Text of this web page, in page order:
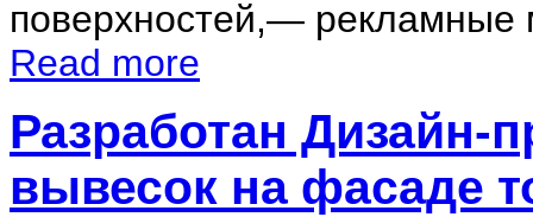
поверхностей,—
Read more
Разработан Дизайн-
вывесок на фасаде